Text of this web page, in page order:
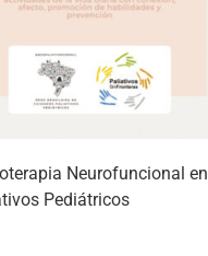
Neurofuncional en
Pediátricos